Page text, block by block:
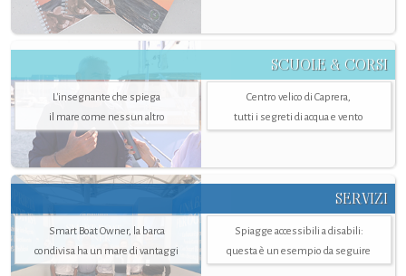
SCUOLE & CORSI
L'insegnante che spiega
il mare come nessun altro
Centro velico di Caprera,
tutti i segreti di acqua e vento
SERVIZI
Smart Boat Owner, la barca
condivisa ha un mare di vantaggi
Spiagge accessibili a disabili:
questa è un esempio da seguire